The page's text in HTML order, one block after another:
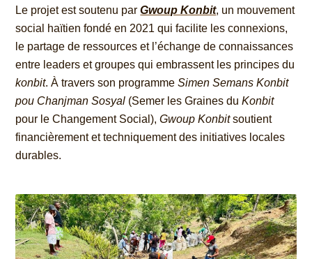
Le projet est soutenu parGwoup Konbit, un mouvement
social haïtien fondé en 2021 qui facilite les connexions,
le partage de ressources et l’échange de connaissances
entre leaders et groupes qui embrassent les principes du
konbit. À travers son programmeSimen Semans Konbit
pou Chanjman Sosyal (Semer les Graines duKonbit
pour le Changement Social),Gwoup Konbitsoutient
financièrement et techniquement des initiatives locales
durables.